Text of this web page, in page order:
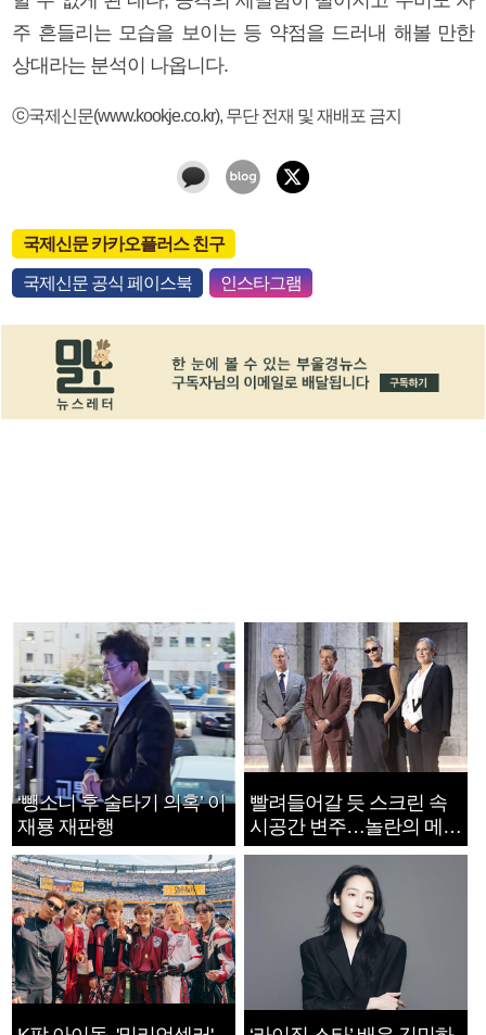
주 흔들리는 모습을 보이는 등 약점을 드러내 해볼 만한
상대라는 분석이 나옵니다.
ⓒ국제신문(www.kookje.co.kr), 무단 전재 및 재배포 금지
국제신문 카카오플러스 친구
국제신문 공식 페이스북 인스타그램
‘뺑소니 후 술타기 의혹’ 이
재룡 재판행
빨려들어갈 듯 스크린 속
시공간 변주…놀란의 메시
지는 ‘전쟁 속죄’